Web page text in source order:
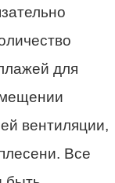
для
вентиляции,
Все